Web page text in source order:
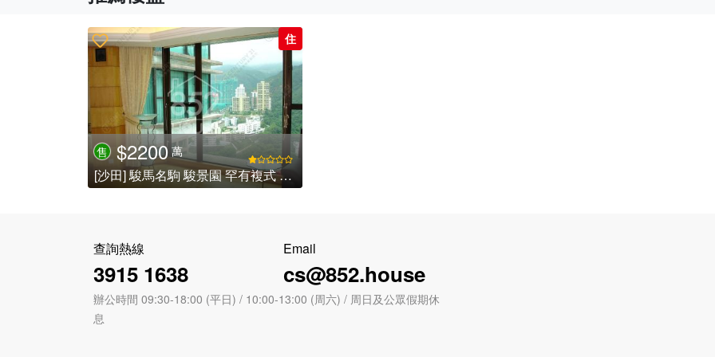
住
售 $2200 萬
[沙田] 駿馬名駒 駿景園 罕有複式 3房套
查詢熱線
3915 1638
Email
cs@852.house
辦公時間 09:30-18:00 (平日) / 10:00-13:00 (周六) / 周日及公眾假期休
息